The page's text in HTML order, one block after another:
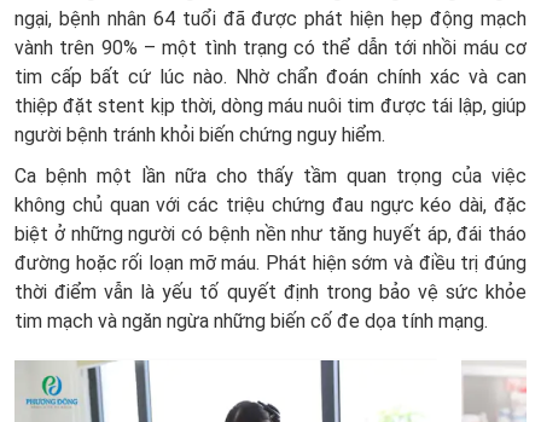
ngại, bệnh nhân 64 tuổi đã được phát hiện hẹp động mạch
vành trên 90% – một tình trạng có thể dẫn tới nhồi máu cơ
tim cấp bất cứ lúc nào. Nhờ chẩn đoán chính xác và can
thiệp đặt stent kịp thời, dòng máu nuôi tim được tái lập, giúp
người bệnh tránh khỏi biến chứng nguy hiểm.
Ca bệnh một lần nữa cho thấy tầm quan trọng của việc
không chủ quan với các triệu chứng đau ngực kéo dài, đặc
biệt ở những người có bệnh nền như tăng huyết áp, đái tháo
đường hoặc rối loạn mỡ máu. Phát hiện sớm và điều trị đúng
thời điểm vẫn là yếu tố quyết định trong bảo vệ sức khỏe
tim mạch và ngăn ngừa những biến cố đe dọa tính mạng.